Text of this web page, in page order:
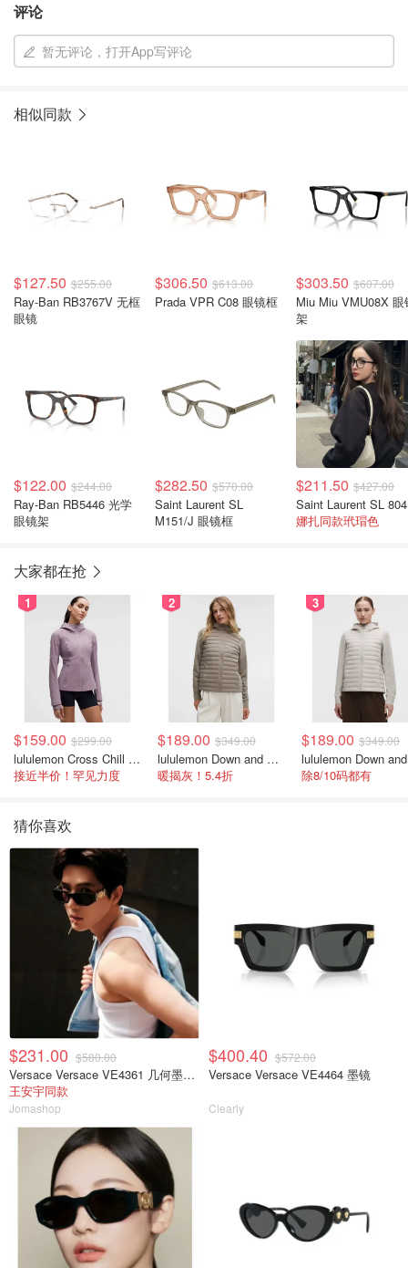
评论
暂无评论，打开App写评论
相似同款
$127.50 $255.00
Ray-Ban RB3767V 无框
眼镜
$306.50 $613.00
Prada VPR C08 眼镜框
$303.50 $607.00
Miu Miu VMU08X 眼镜
架
$122.00 $244.00
Ray-Ban RB5446 光学
眼镜架
$282.50 $570.00
Saint Laurent SL
M151/J 眼镜框
$211.50 $427.00
娜扎同款玳瑁色
大家都在抢
1
$159.00 $299.00
lululemon Cross Chill 女士运动外套
接近半价！罕见力度
2
$189.00 $349.00
lululemon Down and Around 羽绒夹克
暖揭灰！5.4折
3
$189.00 $349.00
除8/10码都有
猜你喜欢
$231.00 $580.00
Versace Versace VE4361 几何墨镜 深灰色
王安宇同款
Jomashop
$400.40 $572.00
Versace Versace VE4464 墨镜
Clearly